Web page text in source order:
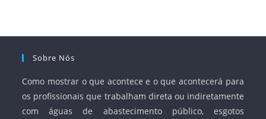
Sobre Nós
Como mostrar o que acontece e o que acontecerá para
os profissionais que trabalham direta ou indiretamente
com águas de abastecimento público, esgotos